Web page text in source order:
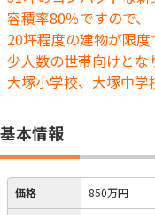
容積率80％ですので、
20坪程度の建物が限度
少人数の世帯向けとな
大塚小学校、大塚中学
基本情報
価格 850万円